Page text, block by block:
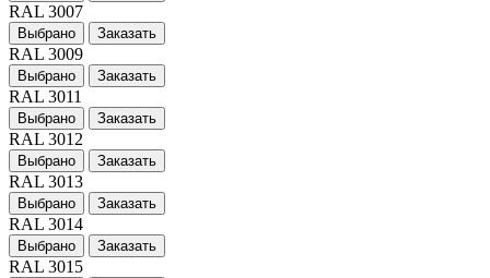
RAL 3007
Выбрано Заказать
RAL 3009
Выбрано Заказать
RAL 3011
Выбрано Заказать
RAL 3012
Выбрано Заказать
RAL 3013
Выбрано Заказать
RAL 3014
Выбрано Заказать
RAL 3015